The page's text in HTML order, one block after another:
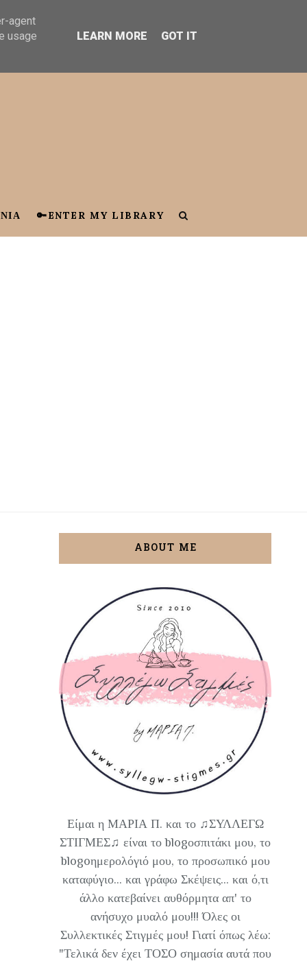
🔑ENTER MY LIBRARY
ABOUT ME
Είμαι η ΜΑΡΙΑ Π. και το ♫ΣΥΛΛΕΓΩ
ΣΤΙΓΜΕΣ♫ είναι το blogοσπιτάκι μου, το
blogoημερολόγιό μου, το προσωπικό μου
καταφύγιο... και γράφω Σκέψεις... και ό,τι
άλλο κατεβαίνει αυθόρμητα απ' το
ανήσυχο μυαλό μου!!! Όλες οι
Συλλεκτικές Στιγμές μου! Γιατί όπως λέω:
"Τελικά δεν έχει ΤΟΣΟ σημασία αυτά που
agent
usage
LEARN MORE GOT IT